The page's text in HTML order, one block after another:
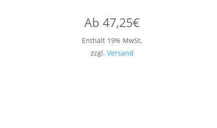
Ab 47,25€
Enthält 19% MwSt.
zzgl. Versand